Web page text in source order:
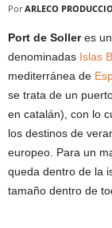
Por ARLECO
Port de Solleres un
denominadas Islas
mediterránea de
se trata de un
en catalán), con lo
los destinos de
europeo. Para un
queda dentro de la
tamaño dentro de